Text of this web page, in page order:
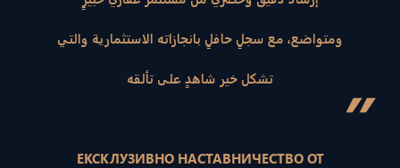
ومتواضع، مع سجلٍ حافلٍ بانجازاته الاستثمارية والتي
تشكل خير شاهدٍ على تألقه ”
ЕКСКЛУЗИВНО НАСТАВНИЧЕСТВО ОТ